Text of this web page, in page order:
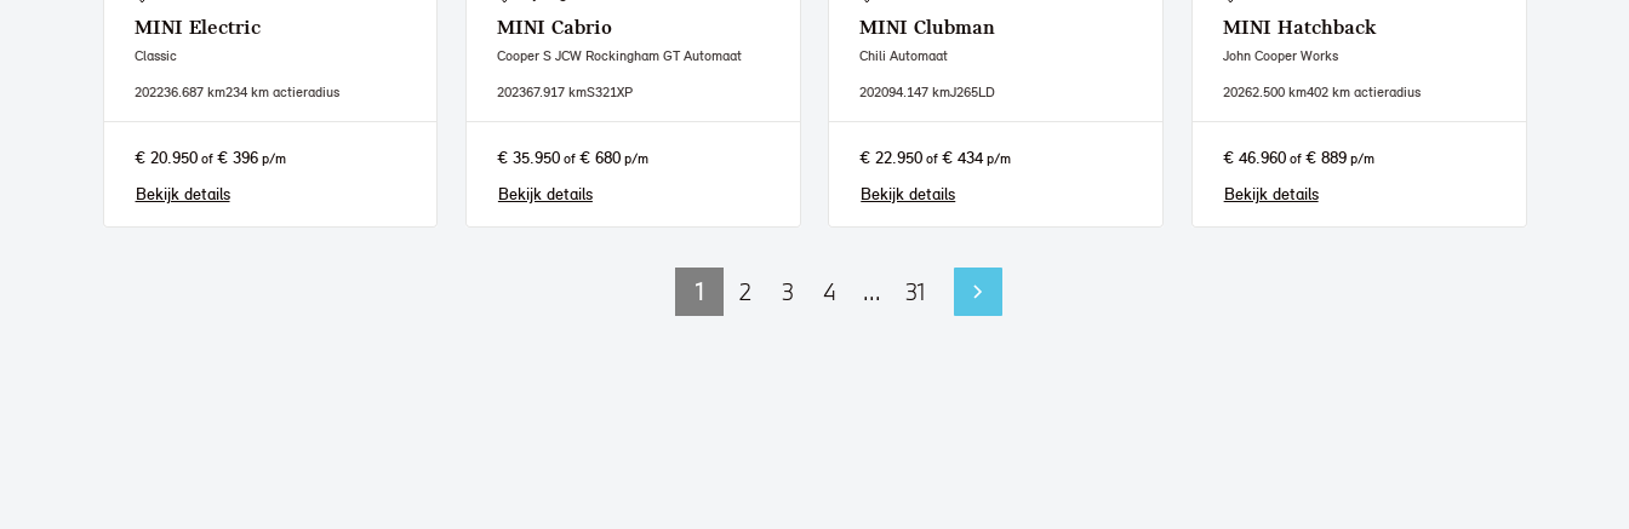
MINI Electric
Classic
202236.687 km234 km actieradius
€ 20.950of € 396p/m
Bekijk details
MINI Cabrio
Cooper S JCW Rockingham GT Automaat
202367.917 kmS321XP
€ 35.950of € 680p/m
Bekijk details
MINI Clubman
Chili Automaat
202094.147 kmJ265LD
€ 22.950 of€ 434p/m
Bekijk details
MINI Hatchback
John Cooper Works
20262.500 km402 km actieradius
€ 46.960of € 889p/m
Bekijk details
1 2 3 4 ... 31